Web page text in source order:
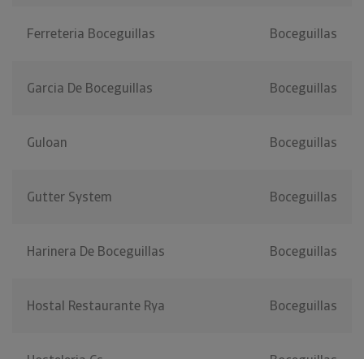
Ferreteria Boceguillas Boceguillas
Garcia De Boceguillas Boceguillas
Guloan Boceguillas
Gutter System Boceguillas
Harinera De Boceguillas Boceguillas
Hostal Restaurante Rya Boceguillas